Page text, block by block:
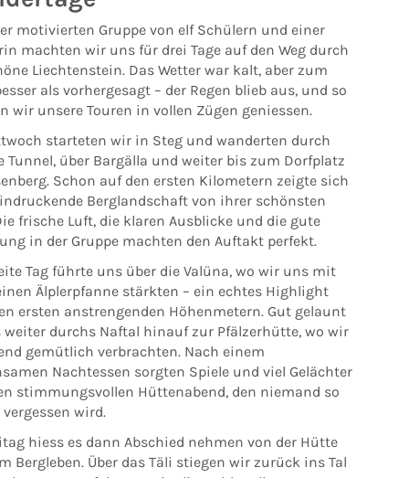
motivierten Gruppe von elf Schülern und einer
machten wir uns für drei Tage auf den Weg durch
Liechtenstein. Das Wetter war kalt, aber zum
als vorhergesagt – der Regen blieb aus, und so
wir unsere Touren in vollen Zügen geniessen.
starteten wir in Steg und wanderten durch
Tunnel, über Bargälla und weiter bis zum Dorfplatz
Schon auf den ersten Kilometern zeigte sich
Berglandschaft von ihrer schönsten
frische Luft, die klaren Ausblicke und die gute
in der Gruppe machten den Auftakt perfekt.
Tag führte uns über die Valüna, wo wir uns mit
Älplerpfanne stärkten – ein echtes Highlight
ersten anstrengenden Höhenmetern. Gut gelaunt
weiter durchs Naftal hinauf zur Pfälzerhütte, wo wir
gemütlich verbrachten. Nach einem
Nachtessen sorgten Spiele und viel Gelächter
stimmungsvollen Hüttenabend, den niemand so
wird.
hiess es dann Abschied nehmen von der Hütte
Bergleben. Über das Täli stiegen wir zurück ins Tal